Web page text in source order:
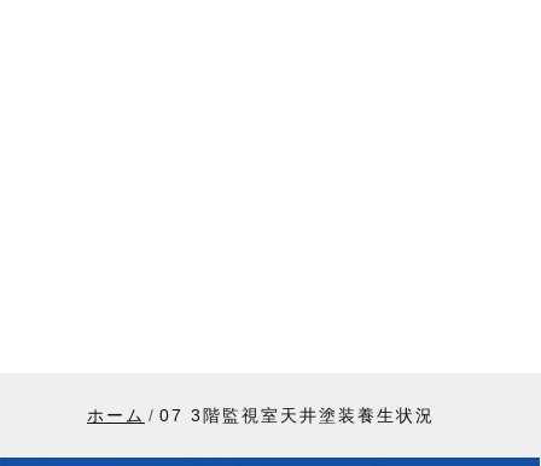
ホーム 07 3階監視室天井塗装養生状況